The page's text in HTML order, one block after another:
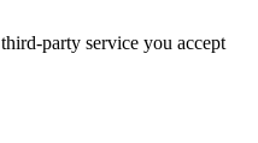
party service you accept